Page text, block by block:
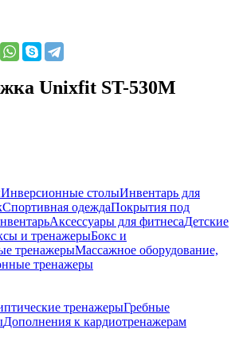
Unixfit ST-530M
Инверсионные столыИнвентарь для
Спортивная одеждаПокрытия под
Аксессуары для фитнесаДетские
и тренажерыБокс и
тренажерыМассажное оборудование,
тренажеры
тренажерыГребные
Дополнения к кардиотренажерам